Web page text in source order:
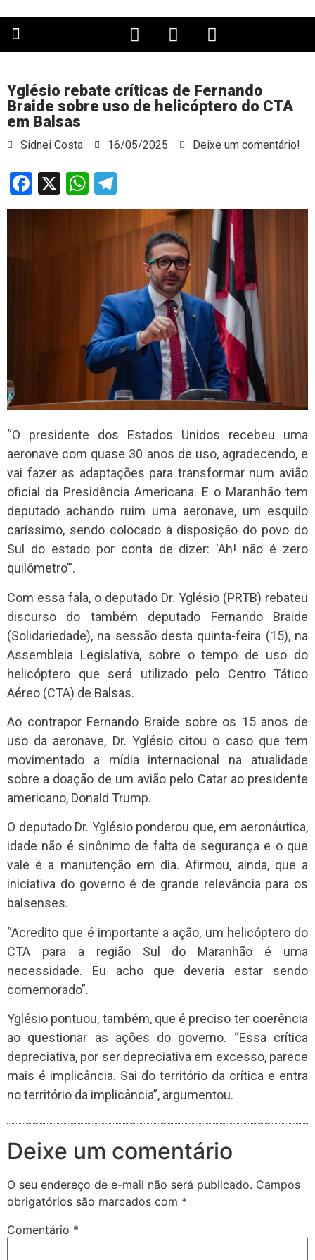
Yglésio rebate críticas de Fernando
Braide sobre uso de helicóptero do CTA
em Balsas
Sidnei Costa 16/05/2025 Deixe um comentário!
Facebook
X WhatsApp
“O presidente dos Estados Unidos recebeu uma
aeronave com quase 30 anos de uso, agradecendo, e
vai fazer as adaptações para transformar num avião
oficial da Presidência Americana. E o Maranhão tem
deputado achando ruim uma aeronave, um esquilo
caríssimo, sendo colocado à disposição do povo do
Sul do estado por conta de dizer: ‘Ah! não é zero
quilômetro’”.
Com essa fala, o deputado Dr. Yglésio (PRTB) rebateu
discurso do também deputado Fernando Braide
(Solidariedade), na sessão desta quinta-feira (15), na
Assembleia Legislativa, sobre o tempo de uso do
helicóptero que será utilizado pelo Centro Tático
Aéreo (CTA) de Balsas.
Ao contrapor Fernando Braide sobre os 15 anos de
uso da aeronave, Dr. Yglésio citou o caso que tem
movimentado a mídia internacional na atualidade
sobre a doação de um avião pelo Catar ao presidente
americano, Donald Trump.
O deputado Dr. Yglésio ponderou que, em aeronáutica,
idade não é sinônimo de falta de segurança e o que
vale é a manutenção em dia. Afirmou, ainda, que a
iniciativa do governo é de grande relevância para os
balsenses.
“Acredito que é importante a ação, um helicóptero do
CTA para a região Sul do Maranhão é uma
necessidade. Eu acho que deveria estar sendo
comemorado”.
Yglésio pontuou, também, que é preciso ter coerência
ao questionar as ações do governo. “Essa crítica
depreciativa, por ser depreciativa em excesso, parece
mais é implicância. Sai do território da crítica e entra
no território da implicância”, argumentou.
Deixe um comentário
O seu endereço de e-mail não será publicado. Campos
obrigatórios são marcados com *
Comentário *